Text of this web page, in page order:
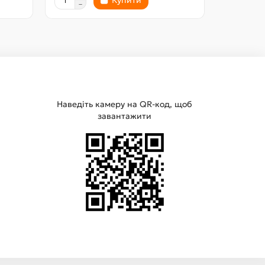
Наведіть камеру на QR-код, щоб
завантажити